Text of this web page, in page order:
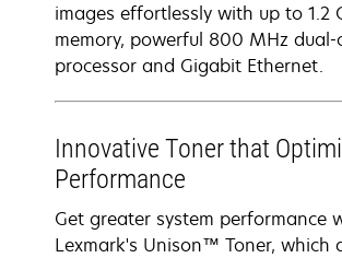
images effortlessly with up to 1.2
memory, powerful 800 MHz dual-
processor and Gigabit Ethernet.
Innovative Toner that
Performance
Get greater system performance
Lexmark's Unison™ Toner, which